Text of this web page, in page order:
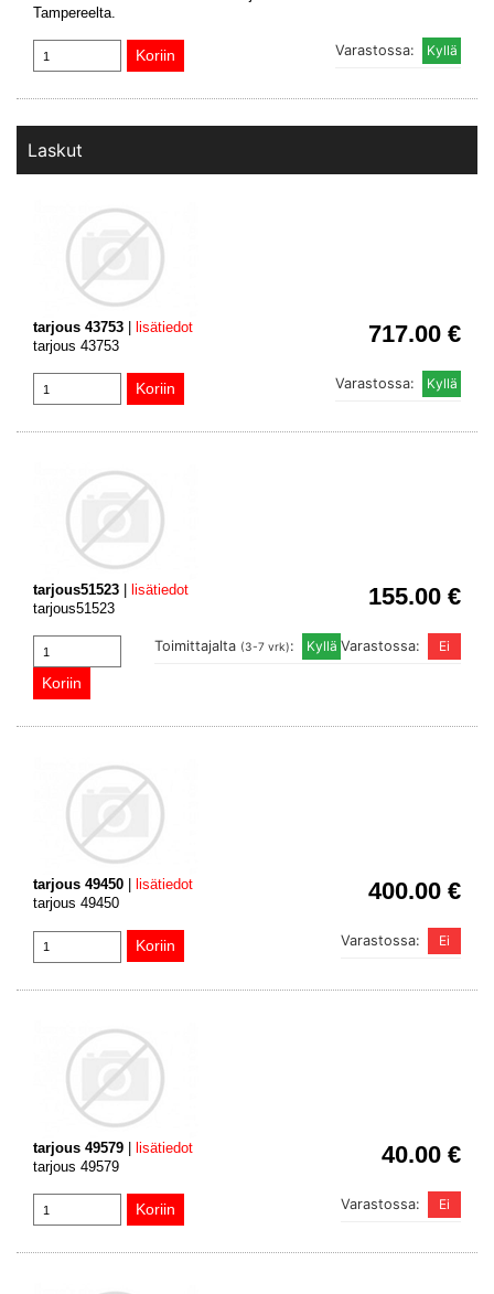
Tampereelta.
Varastossa:
Laskut
717.00 €
tarjous 43753
lisätiedot
tarjous 43753
Varastossa:
155.00 €
tarjous51523
lisätiedot
tarjous51523
Varastossa:
Toimittajalta (3-7 vrk):
400.00 €
tarjous 49450
lisätiedot
tarjous 49450
Varastossa:
40.00 €
tarjous 49579
lisätiedot
tarjous 49579
Varastossa: